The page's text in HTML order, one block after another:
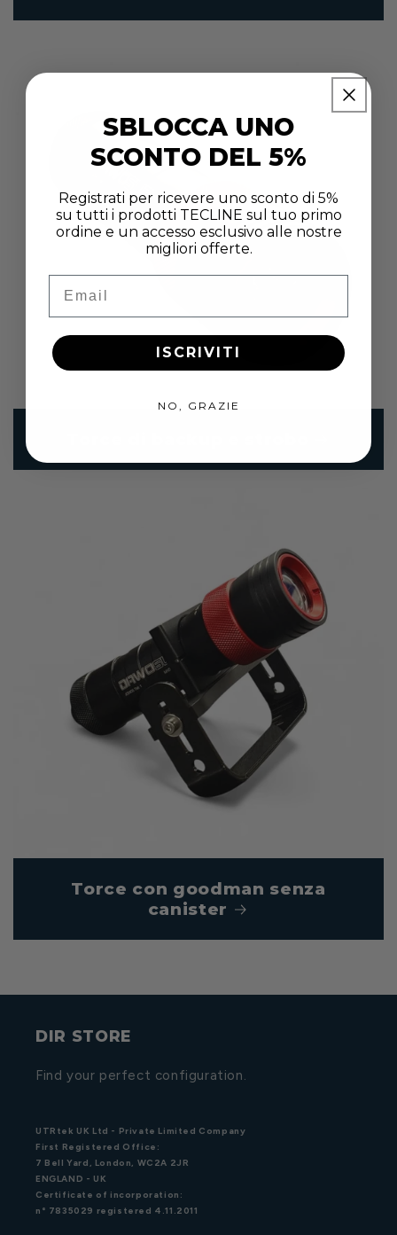
Torce con goodman senza
canister
DIR STORE
Find your perfect configuration.
UTRtek UK Ltd - Private Limited Company
First Registered Office:
7 Bell Yard, London, WC2A 2JR
ENGLAND - UK
Certificate of incorporation:
n° 7835029 registered 4.11.2011
SBLOCCA UNO
SCONTO DEL 5%
Registrati per ricevere uno sconto di 5%
su tutti i prodotti TECLINE sul tuo primo
ordine e un accesso esclusivo alle nostre
migliori offerte.
ISCRIVITI
NO, GRAZIE